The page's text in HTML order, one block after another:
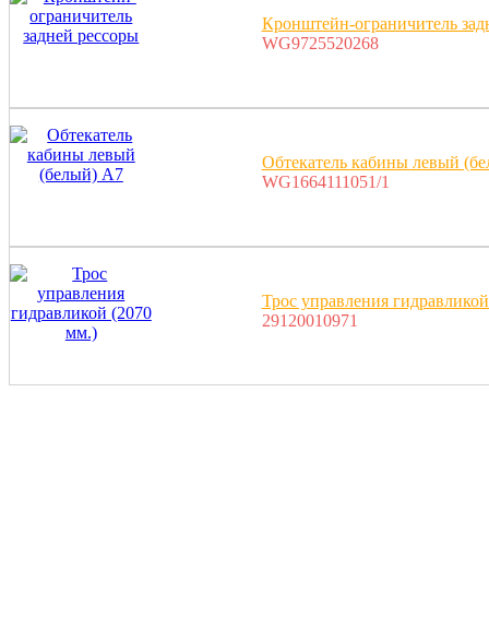
Кронштейн-ограничитель
WG9725520268
Обтекатель кабины левый
WG1664111051/1
Трос управления
29120010971